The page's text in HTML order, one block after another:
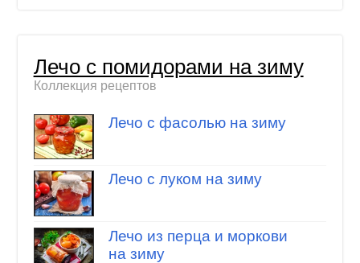
Лечо с помидорами на зиму
Коллекция рецептов
Лечо с фасолью на зиму
Лечо с луком на зиму
Лечо из перца и моркови
на зиму